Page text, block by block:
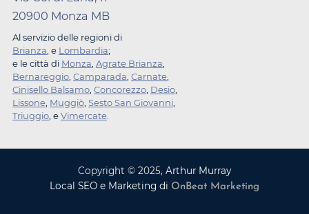
20900 Monza MB
Al servizio delle regioni di
Brianza , e Lombardia;
e le città di Monza Agrate Brianza
Bernareggio Camparada Carnate
Cinisello Balsamo Concorezzo Desio
Lissone Muggiò Sesto San Giovanni
Triuggio , eVimercate
Copyright © 2025, Arthur Murray
Local SEO e Marketing di OnBeat Marketing